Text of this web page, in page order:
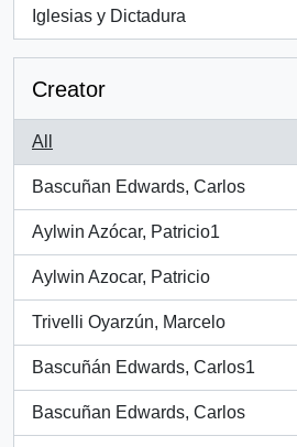
Iglesias y Dictadura
, 179 results
Creator
All
Bascuñan Edwards, Carlos
, 5283 results
Aylwin Azócar, Patricio1
, 3168 results
Aylwin Azocar, Patricio
, 1392 results
Trivelli Oyarzún, Marcelo
, 1031 results
Bascuñán Edwards, Carlos1
, 714 results
Bascuñan Edwards, Carlos
, 528 results